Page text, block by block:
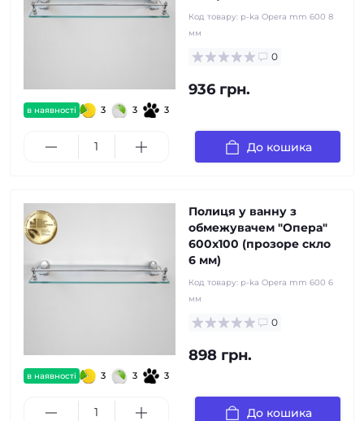
в наявності 3 3 3
Код товару: p-ka Opera mm 600 8
мм
0
936 грн.
До кошика
в наявності 3 3 3
Полиця у ванну з
обмежувачем "Опера"
600x100 (прозоре скло
6 мм)
Код товару: p-ka Opera mm 600 6
мм
0
898 грн.
До кошика